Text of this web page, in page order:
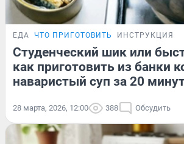
ЕДА ЧТО ПРИГОТОВИТЬ ИНСТРУКЦИЯ
Студенческий шик или
как приготовить из банки
наваристый суп за 20
28 марта, 2026, 12:00 388 Обсудить